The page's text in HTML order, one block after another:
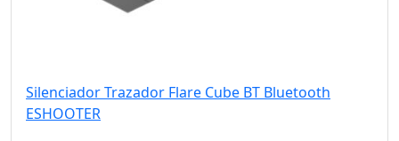
Silenciador Trazador Flare Cube BT Bluetooth
ESHOOTER